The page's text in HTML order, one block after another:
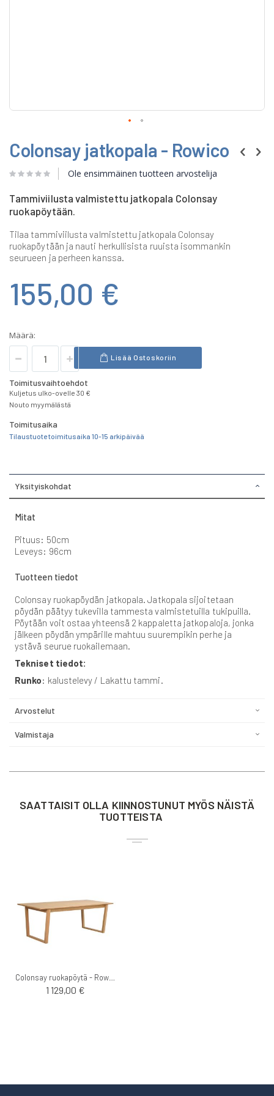
to
the
beginning
of
images
gallery
Colonsay jatkopala - Rowico
Ole ensimmäinen tuotteen arvostelija
Tammiviilusta valmistettu jatkopala Colonsay
ruokapöytään.
Tilaa tammiviilusta valmistettu jatkopala Colonsay
ruokapöytään ja nauti herkullisista ruuista isommankin
seurueen ja perheen kanssa.
155,00 €
Määrä:
Lisää Ostoskoriin
Toimitusvaihtoehdot
Kuljetus ulko-ovelle 30 €
Nouto myymälästä
Toimitusaika
Tilaustuote toimitusaika 10-15 arkipäivää
Yksityiskohdat
Mitat
Pituus: 50cm
Leveys: 96cm
Tuotteen tiedot
Colonsay ruokapöydän jatkopala. Jatkopala sijoitetaan
pöydän päätyy tukevilla tammesta valmistetuilla tukipuilla.
Pöytään voit ostaa yhteensä 2 kappaletta jatkopaloja, jonka
jälkeen pöydän ympärille mahtuu suurempikin perhe ja
ystävä seurue ruokailemaan.
Tekniset tiedot:
Runko: kalustelevy / Lakattu tammi.
Arvostelut
Valmistaja
SAATTAISIT OLLA KIINNOSTUNUT MYÖS NÄISTÄ
TUOTTEISTA
1 129,00 €